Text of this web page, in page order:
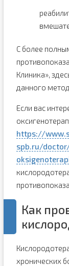
С более
Клиника»,
данного
Если вас
https://
spb.ru/
Как
хронических